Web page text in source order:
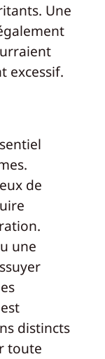
Une
excessif.
de
une
distincts
toute